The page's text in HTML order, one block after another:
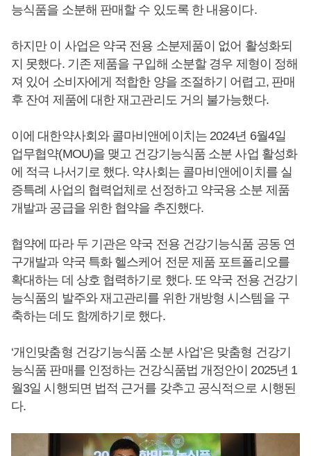
능식품을 소분해 판매할 수 있도록 한 내용이다.
하지만 이 사업은 약국 전용 소분제품이 없어 활성화되
지 못했다. 기존 제품을 구입해 소분할 경우 제형이 정해
져 있어 소비자에게 적합한 양을 조절하기 어렵고, 판매
후 잔여 제품에 대한 재고관리도 거의 불가능했다.
이에 대한약사회와 콜마비앤에이치는 2024년 6월4일
업무협약(MOU)을 맺고 건강기능식품 소분 사업 활성화
에 적극 나서기로 했다. 약사회는 콜마비앤에이치를 실
증특례 사업의 협력업체로 선정하고 약국용 소분 제품
개발과 공급을 위한 협약을 추진했다.
협약에 따라 두 기관은 약국 전용 건강기능식품 공동 연
구개발과 약국 특화 헬스케어 전문 제품 포트폴리오를
확대하는 데 상호 협력하기로 했다. 또 약국 전용 건강기
능식품의 발주와 재고관리를 위한 개방형 시스템을 구
축하는 데도 함께하기로 했다.
‘개인맞춤형 건강기능식품 소분 사업’은 맞춤형 건강기
능식품 판매를 인정하는 건강식품법 개정안이 2025년 1
월3일 시행되면 법적 근거를 갖추고 공식적으로 시행된
다.